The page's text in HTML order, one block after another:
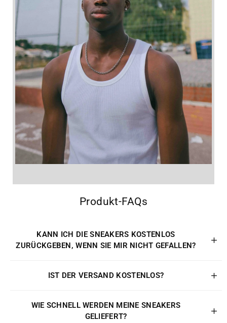
Produkt-FAQs
KANN ICH DIE SNEAKERS KOSTENLOS
ZURÜCKGEBEN, WENN SIE MIR NICHT GEFALLEN?
IST DER VERSAND KOSTENLOS?
WIE SCHNELL WERDEN MEINE SNEAKERS
GELIEFERT?